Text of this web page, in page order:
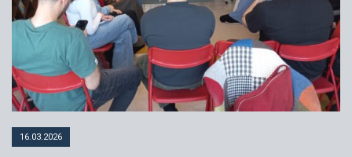
16.03.2026